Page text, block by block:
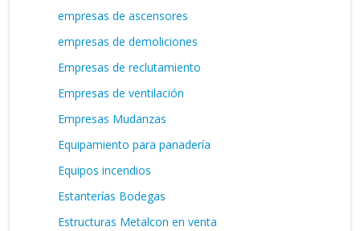
empresas de ascensores
empresas de demoliciones
Empresas de reclutamiento
Empresas de ventilación
Empresas Mudanzas
Equipamiento para panadería
Equipos incendios
Estanterías Bodegas
Estructuras Metalcon en venta